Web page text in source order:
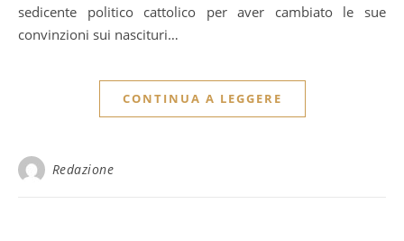
sedicente politico cattolico per aver cambiato le sue
convinzioni sui nascituri…
CONTINUA A LEGGERE
Redazione